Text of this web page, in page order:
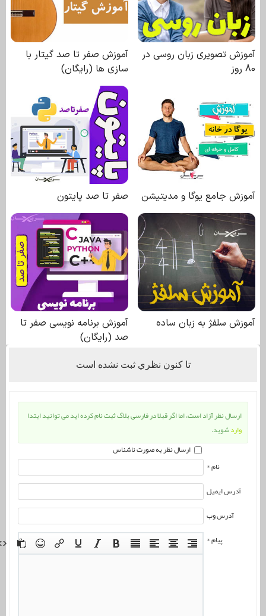
تا كنون نظري ثبت نشده است
ارسال نظر آزاد است، اما اگر قبلا در فارسی بلاگ ثبت نام کرده اید می توانید ابتدا
واردشوید.
ارسال نظر به صورت ناشناس
نام *
آدرس ایمیل
آدرس وب
پیام *